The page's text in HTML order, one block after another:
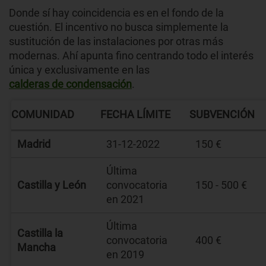
Donde sí hay coincidencia es en el fondo de la
cuestión. El incentivo no busca simplemente la
sustitución de las instalaciones por otras más
modernas. Ahí apunta fino centrando todo el interés
única y exclusivamente en las
calderas de condensación.
COMUNIDAD FECHA LÍMITE SUBVENCIÓN
Madrid 31-12-2022 150 €
Castilla y León
Última
convocatoria
en 2021
150 - 500 €
Castilla la
Mancha
Última
convocatoria
en 2019
400 €